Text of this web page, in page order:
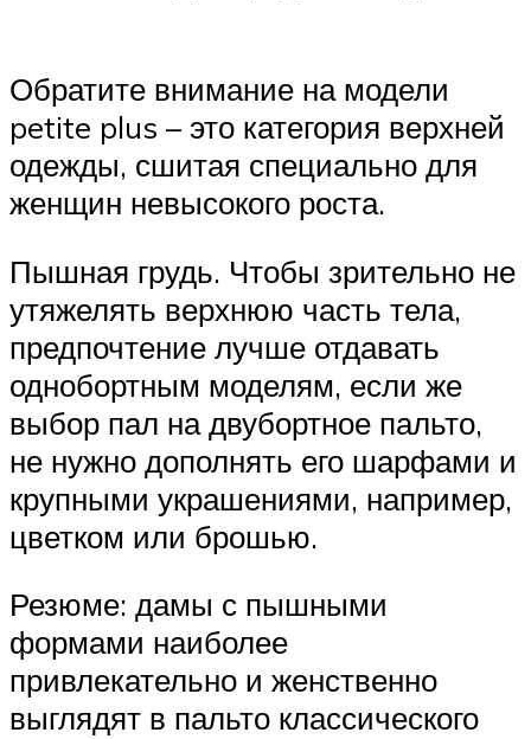
Обратите внимание на модели
petite plus – это категория верхней
одежды, сшитая специально для
женщин невысокого роста.
Пышная грудь. Чтобы зрительно не
утяжелять верхнюю часть тела,
предпочтение лучше отдавать
однобортным моделям, если же
выбор пал на двубортное пальто,
не нужно дополнять его шарфами и
крупными украшениями, например,
цветком или брошью.
Резюме: дамы с пышными
формами наиболее
привлекательно и женственно
выглядят в пальто классического